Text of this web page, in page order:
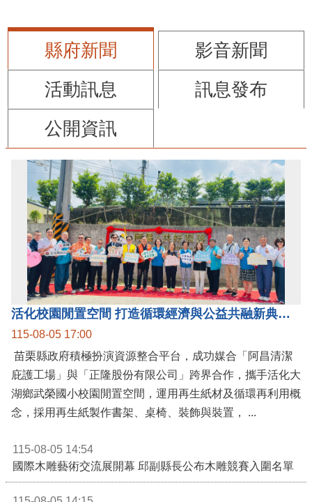
縣府新聞
影音新聞
活動訊息
訊息發布
公開資訊
活化校園閒置空間 打造循環經濟與公益共融新典範 阿昌清潔庇護工場 跨界合作 共好聚落
115-08-05 17:00
苗栗縣政府積極扮演資源整合平台，成功媒合「阿昌清潔
庇護工場」與「正隆股份有限公司」跨界合作，攜手活化大
湖鄉武榮國小校園閒置空間，運用再生紙材及循環再利用概
念，採用再生紙製作書架、桌椅、裝飾與裝置， ...
115-08-05 14:54
國際木雕藝術交流展開幕 邱副縣長公布木雕競賽入圍名單